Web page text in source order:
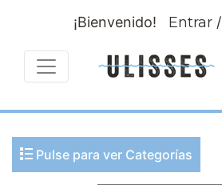
¡Bienvenido! Entrar/
Pulse para ver Categorías